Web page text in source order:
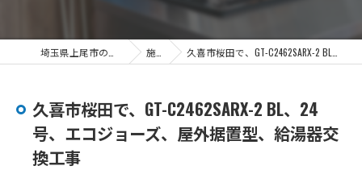
施工事例 久喜市桜田で、GT-C2462SARX-2 BL、24号、エコジョーズ、屋外据置型、給湯器交換工事
久喜市桜田で、GT-C2462SARX-2 BL、24
号、エコジョーズ、屋外据置型、給湯器交
換工事